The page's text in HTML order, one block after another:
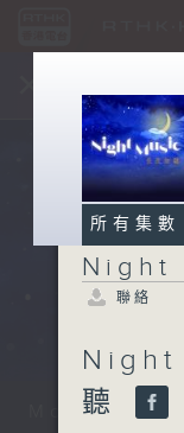
一手掌握 RTHK
Monday -
所有集數
Night
聯絡
Night
聽